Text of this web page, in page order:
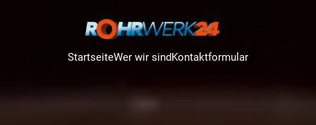
StartseiteWer wir sindKontaktformular